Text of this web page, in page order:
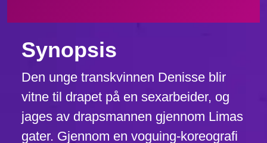
Synopsis
Den unge transkvinnen Denisse blir
vitne til drapet på en sexarbeider, og
jages av drapsmannen gjennom Limas
gater. Gjennom en voguing-koreografi